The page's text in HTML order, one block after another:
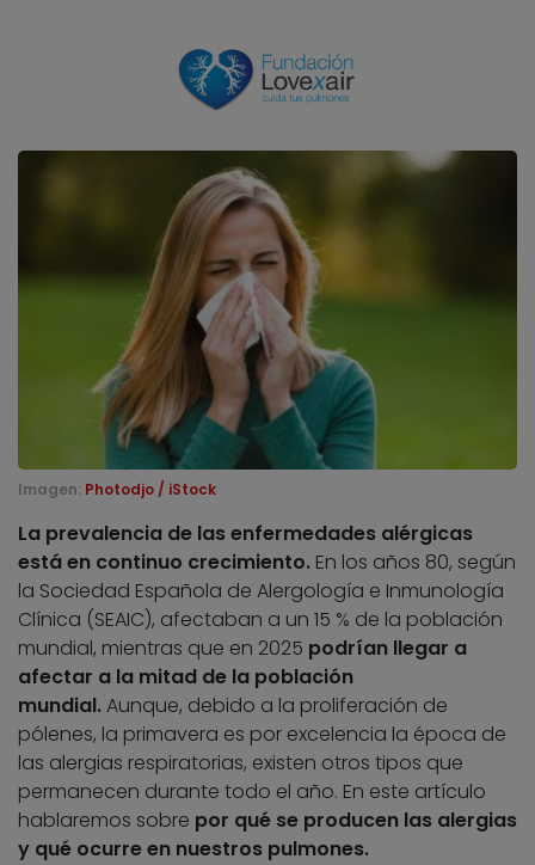
Imagen: Photodjo / iStock
La prevalencia de las enfermedades alérgicas
está en continuo crecimiento. En los años 80, según
la Sociedad Española de Alergología e Inmunología
Clínica (SEAIC), afectaban a un 15 % de la población
mundial, mientras que en 2025 podrían llegar a
afectar a la mitad de la población
mundial.Aunque, debido a la proliferación de
pólenes, la primavera es por excelencia la época de
las alergias respiratorias, existen otros tipos que
permanecen durante todo el año. En este artículo
hablaremos sobre por qué se producen las alergias
y qué ocurre en nuestros pulmones.